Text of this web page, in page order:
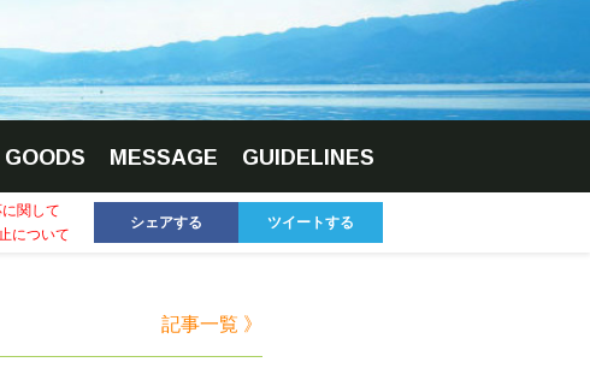
GOODS MESSAGE GUIDELINES
関して
について
シェアする ツイートする
記事一覧 》